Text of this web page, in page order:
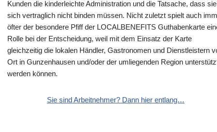
Kunden die kinderleichte Administration und die Tatsache, dass sie
sich vertraglich nicht binden müssen. Nicht zuletzt spielt auch
öfter der besondere Pfiff der LOCALBENEFITS Guthabenkarte
Rolle bei der Entscheidung, weil mit dem Einsatz der Karte
gleichzeitig die lokalen Händler, Gastronomen und Dienstleistern
Ort in Gunzenhausen und/oder der umliegenden Region
werden können.
Sie sind Arbeitnehmer? Dann hier entlang…